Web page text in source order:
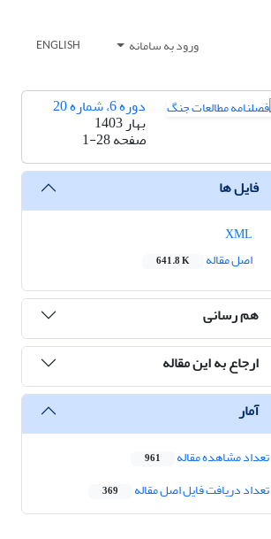
ورود به سامانه ENGLISH
دوره 6، شماره 20
بهار 1403
صفحه1-28
فایل ها
اصل مقاله
641.8 K
هم رسانی
ارجاع به این مقاله
آمار
تعداد مشاهده مقاله 961
تعداد دریافت فایل اصل مقاله 369